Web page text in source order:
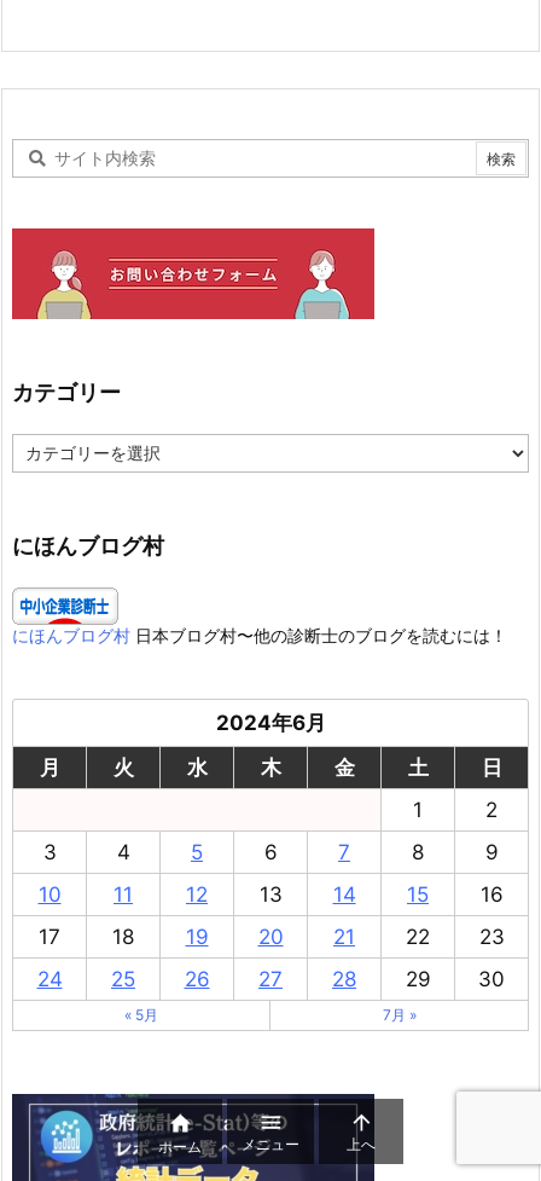
カテゴリー
テ
ー
にほんブログ村
にほんブログ村 日本ブログ村〜他の診断士のブログを読むには！
2024年6月
月
火 水 木 金 土
日
1
2
3
4 5 6 7 8
9
10
11 12 13 14 15
16
17
18 19 20 21 22
23
24
25 26 27 28 29 30
« 5月 7月 »

ホーム

メニュー

上へ